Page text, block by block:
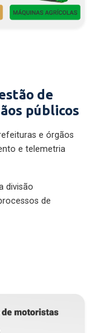
de
públicos
e órgãos
e telemetria
divisão
de